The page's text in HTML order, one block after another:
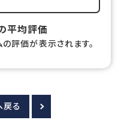
平均評価
評価が表示されます。
戻る